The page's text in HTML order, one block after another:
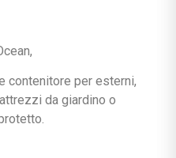
contenitore per esterni,
da giardino o